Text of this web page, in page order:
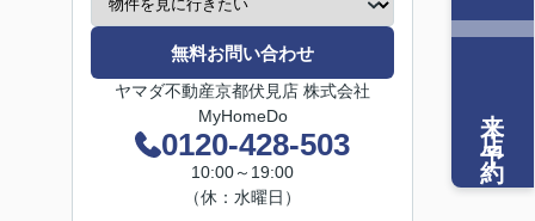
無料お問い合わせ
ヤマダ不動産京都伏見店 株式会社
MyHomeDo
0120-428-503
10:00～19:00
（休：水曜日）
来店予約